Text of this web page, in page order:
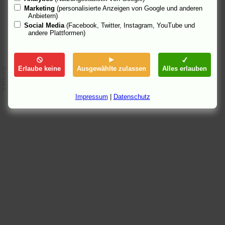
Marketing (personalisierte Anzeigen von Google und anderen
Anbietern)
Social Media (Facebook, Twitter, Instagram, YouTube und
andere Plattformen)
Erlaube keine Ausgewählte zulassen Alles erlauben
Impressum Datenschutz